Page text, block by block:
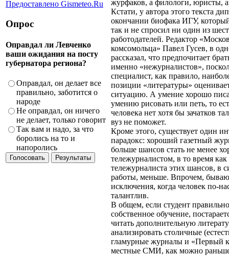
Предоставлено Gismeteo.Ru
Опрос
Оправдал ли Левченко
ваши ожидания на посту
губернатора региона?
Оправдал, он делает все
правильно, заботится о
народе
Не оправдал, он ничего
не делает, только говорит
Так вам и надо, за что
боролись на то и
напоролись
журфаков, а филологи, юристы,
Кстати, у автора этого текста
окончании биофака ИГУ, который
так и не спросил ни один из
работодателей. Редактор
комсомольца» Павел Гусев, в
рассказал, что предпочитает
именно «нежурналистов»,
специалист, как правило,
позиции «литературы»
ситуацию. А умение хорошо
умению рисовать или петь, то
человека нет хотя бы зачатков
вуз не поможет.
Кроме этого, существует один
парадокс: хороший газетный
больше шансов стать не менее
тележурналистом, в то время как
тележурналиста этих шансов, в
работы, меньше. Впрочем,
исключения, когда человек по-
талантлив.
В общем, если студент
собственное обучение,
читать дополнительную
анализировать столичные
гламурные журналы и «Первый
местные СМИ, как можно